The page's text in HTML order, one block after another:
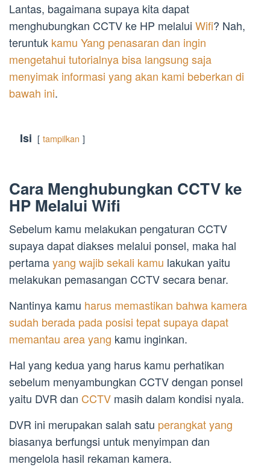
Lantas, bagaimana supaya kita dapat
menghubungkan CCTV ke HP melalui Wifi? Nah,
teruntuk kamu Yang penasaran dan ingin
mengetahui tutorialnya bisa langsung saja
menyimak informasi yang akan kami beberkan di
bawah ini.
Isi tampilkan
Cara Menghubungkan CCTV ke
HP Melalui Wifi
Sebelum kamu melakukan pengaturan CCTV
supaya dapat diakses melalui ponsel, maka hal
pertamayang wajib sekali kamu lakukan yaitu
melakukan pemasangan CCTV secara benar.
Nantinya kamu harus memastikan bahwa kamera
sudah berada pada posisi tepat supaya dapat
memantau area yang kamu inginkan.
Hal yang kedua yang harus kamu perhatikan
sebelum menyambungkan CCTV dengan ponsel
yaitu DVR dan CCTV masih dalam kondisi nyala.
DVR ini merupakan salah satu perangkat yang
biasanya berfungsi untuk menyimpan dan
mengelola hasil rekaman kamera.